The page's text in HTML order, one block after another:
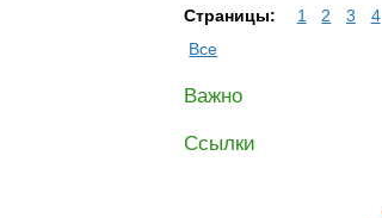
Страницы:
1 2 3 4
Все
Важно
Ссылки